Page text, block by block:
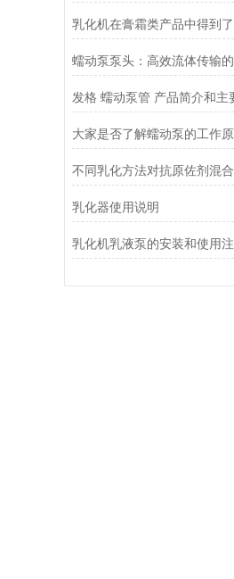
乳化机在膏霜类产品中得到
蠕动泵泵头：高效流体传输
发格 蠕动泵管 产品简介和主
大家是否了解蠕动泵的工作
乳化器使用说明
乳化机乳液泵的安装和使用